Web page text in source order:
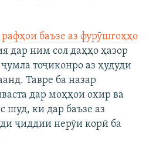
баъзе аз фурӯшгоҳҳо
дар ним сол даҳҳо ҳазор
тоҷиконро аз ҳудуди
Тавре ба назар
дар моҳҳои охир ва
шуд, ки дар баъзе аз
ҷиддии нерӯи корӣ ба